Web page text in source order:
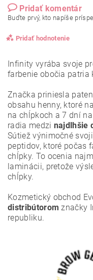
Pridať komentár
Buďte prvý, kto napíše
Pridať hodnotenie
Vložením hodnotenie
osobných údajov.
Infinity vyrába svoje
farbenie obočia patria
Značka priniesla
obsahu henny, ktoré
na chĺpkoch a 7 dní
radia medzi najdlhšie
Sútiež výnimočné
peptidov, ktoré počas
chĺpky. To ocenia
laminácii, pretože
chĺpky.
Kozmetický obchod
distribútorom značky
republiku.